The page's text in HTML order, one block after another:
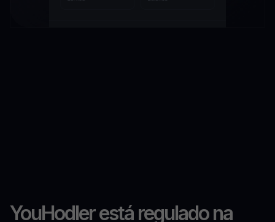
YouHodler está regulado na